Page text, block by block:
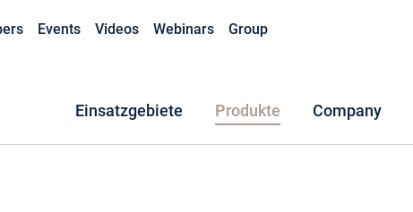
Events Videos Webinars Group
Einsatzgebiete Produkte Company